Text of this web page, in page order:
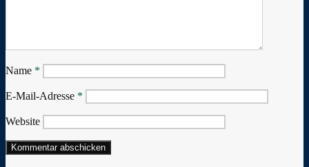
Name *
E-Mail-Adresse *
Website